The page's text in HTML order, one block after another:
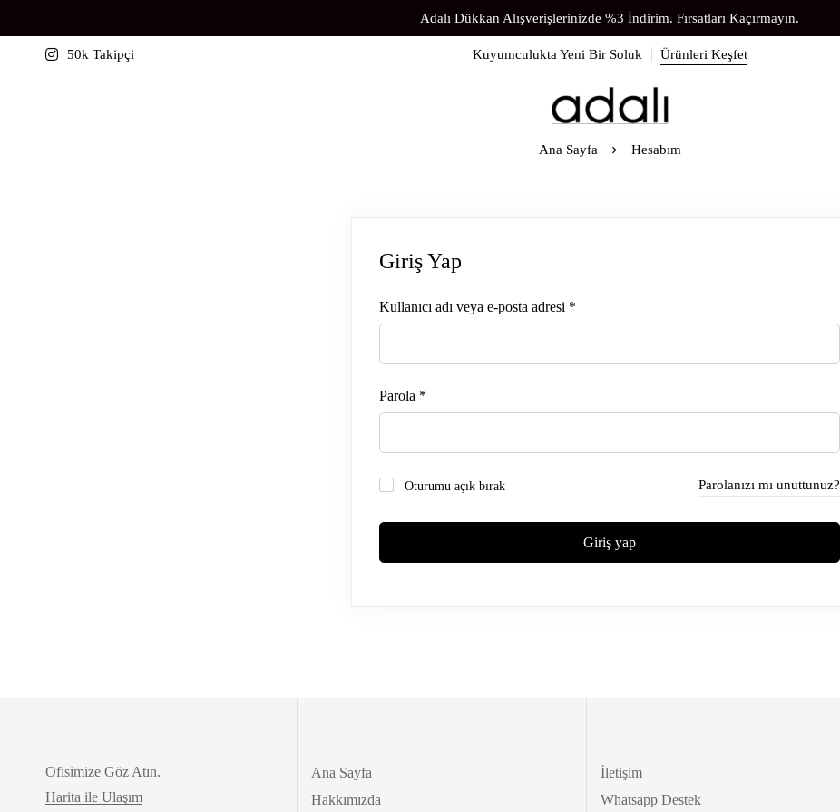
Adalı Dükkan Alışverişlerinizde %3 İndirim. Fırsatları Kaçırmayın.
50k Takipçi Kuyumculukta Yeni Bir Soluk Ürünleri Keşfet
Ana Sayfa Hesabım
Giriş Yap
Kullanıcı adı veya e-posta adresi *
Parola *
Oturumu açık bırak Parolanızı mı unuttunuz?
Giriş yap
Ofisimize Göz Atın.
Harita ile Ulaşım
Ana Sayfa
Hakkımızda
İletişim
Whatsapp Destek